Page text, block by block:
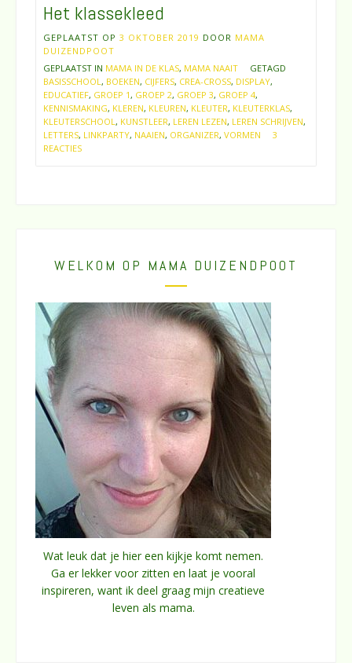
Het klassekleed
GEPLAATST OP 3 OKTOBER 2019 DOOR MAMA
DUIZENDPOOT
GEPLAATST IN MAMA IN DE KLAS, MAMA NAAIT
GETAGD
BASISSCHOOL, BOEKEN, CIJFERS, CREA-CROSS, DISPLAY,
EDUCATIEF, GROEP 1, GROEP 2, GROEP 3, GROEP 4,
KENNISMAKING, KLEREN, KLEUREN, KLEUTER, KLEUTERKLAS,
KLEUTERSCHOOL, KUNSTLEER, LEREN LEZEN, LEREN SCHRIJVEN,
LETTERS, LINKPARTY, NAAIEN, ORGANIZER, VORMEN
3
REACTIES
WELKOM OP MAMA DUIZENDPOOT
Wat leuk dat je hier een kijkje komt nemen.
Ga er lekker voor zitten en laat je vooral
inspireren, want ik deel graag mijn creatieve
leven als mama.